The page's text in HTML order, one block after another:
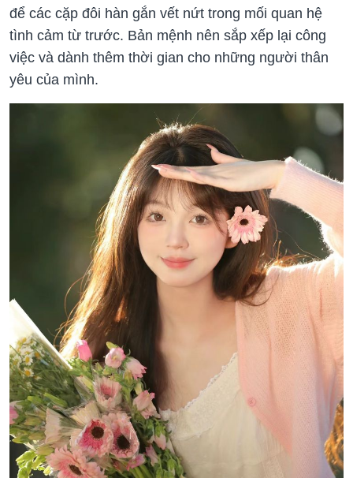
để các cặp đôi hàn gắn vết nứt trong mối quan hệ
tình cảm từ trước. Bản mệnh nên sắp xếp lại công
việc và dành thêm thời gian cho những người thân
yêu của mình.